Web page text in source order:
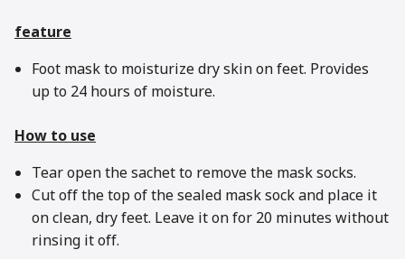
feature
Foot mask to moisturize dry skin on feet. Provides
up to 24 hours of moisture.
How to use
Tear open the sachet to remove the mask socks.
Cut off the top of the sealed mask sock and place it
on clean, dry feet. Leave it on for 20 minutes without
rinsing it off.